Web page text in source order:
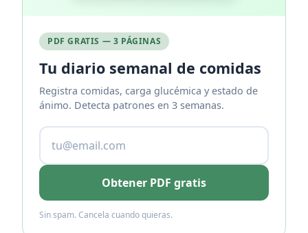
PDF GRATIS — 3 PÁGINAS
Tu diario semanal de comidas
Registra comidas, carga glucémica y estado de
ánimo. Detecta patrones en 3 semanas.
Obtener PDF gratis
Sin spam. Cancela cuando quieras.